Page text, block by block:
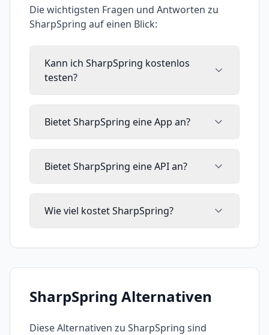
Die wichtigsten Fragen und Antworten zu
SharpSpring auf einen Blick:
Kann ich SharpSpring kostenlos
testen?
Bietet SharpSpring eine App an?
Bietet SharpSpring eine API an?
Wie viel kostet SharpSpring?
SharpSpring Alternativen
Diese Alternativen zu SharpSpring sind